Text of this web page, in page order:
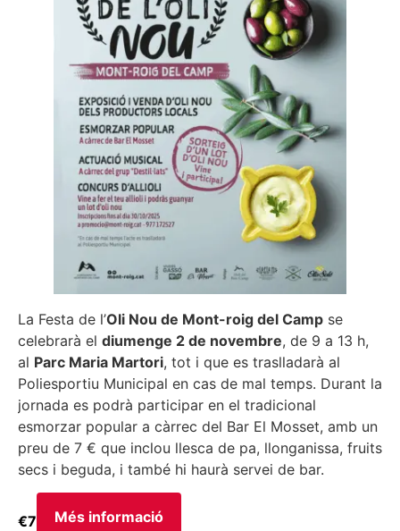
La Festa de l’Oli Nou de Mont-roig del Camp se
celebrarà el diumenge 2 de novembre, de 9 a 13 h,
al Parc Maria Martori, tot i que es traslladarà al
Poliesportiu Municipal en cas de mal temps. Durant la
jornada es podrà participar en el tradicional
esmorzar popular a càrrec del Bar El Mosset, amb un
preu de 7 € que inclou llesca de pa, llonganissa, fruits
secs i beguda, i també hi haurà servei de bar.
€7 Més informació